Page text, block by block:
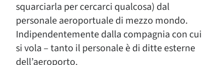
squarciarla per cercarci qualcosa) dal
personale aeroportuale di mezzo mondo.
Indipendentemente dalla compagnia con cui
si vola – tanto il personale è di ditte esterne
dell’aeroporto.